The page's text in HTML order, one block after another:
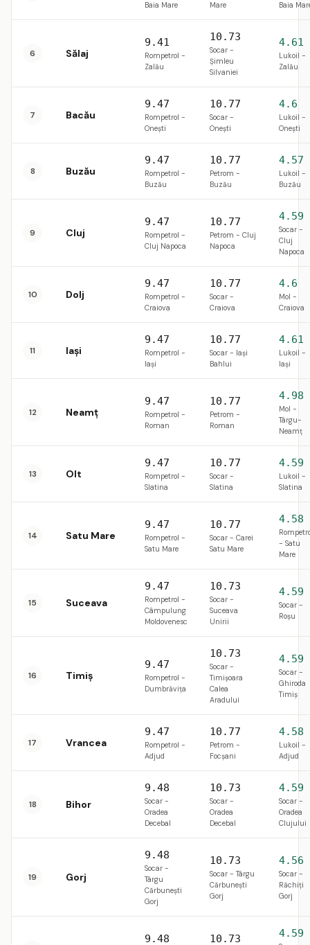
Baia Mare
Mare
Baia
6 Sălaj
9.41
Rompetrol -
Zalău
10.73
Socar -
Șimleu
Silvaniei
4.61
Lukoil -
Zalău
7 Bacău
9.47
Rompetrol -
Onești
10.77
Socar -
Onești
4.6
Lukoil -
Onești
8 Buzău
9.47
Rompetrol -
Buzău
10.77
Petrom -
Buzău
4.57
Lukoil -
Buzău
9 Cluj
9.47
Rompetrol -
Cluj Napoca
10.77
Petrom - Cluj
Napoca
4.59
Socar -
Cluj
Napoca
10 Dolj
9.47
Rompetrol -
Craiova
10.77
Socar -
Craiova
4.6
Mol -
Craiova
11 Iași
9.47
Rompetrol -
Iaşi
10.77
Socar - Iaşi
Bahlui
4.61
Lukoil -
Iaşi
12 Neamț
9.47
Rompetrol -
Roman
10.77
Petrom -
Roman
4.98
Mol -
Târgu-
Neamţ
13 Olt
9.47
Rompetrol -
Slatina
10.77
Socar -
Slatina
4.59
Lukoil -
Slatina
14 Satu Mare
9.47
Rompetrol -
Satu Mare
10.77
Socar - Carei
Satu Mare
4.58
- Satu
Mare
15 Suceava
9.47
Rompetrol -
Câmpulung
Moldovenesc
10.73
Socar -
Suceava
Unirii
4.59
Socar -
Roşu
16 Timiș
9.47
Rompetrol -
Dumbrăviţa
10.73
Socar -
Timișoara
Calea
Aradului
4.59
Socar -
Ghiroda
Timiş
17 Vrancea
9.47
Rompetrol -
Adjud
10.77
Petrom -
Focşani
4.58
Lukoil -
Adjud
18 Bihor
9.48
Socar -
Oradea
Decebal
10.73
Socar -
Oradea
Decebal
4.59
Socar -
Oradea
Clujului
19 Gorj
9.48
Socar -
Târgu
Cărbunești
Gorj
10.73
Socar - Târgu
Cărbunești
Gorj
4.56
Socar -
Răchiți
Gorj
9.48 10.73 4.59